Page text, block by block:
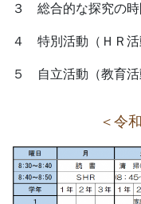
３ 総合的な探究の時
４ 特別活動（ＨＲ活
５ 自立活動（教育活
＜令